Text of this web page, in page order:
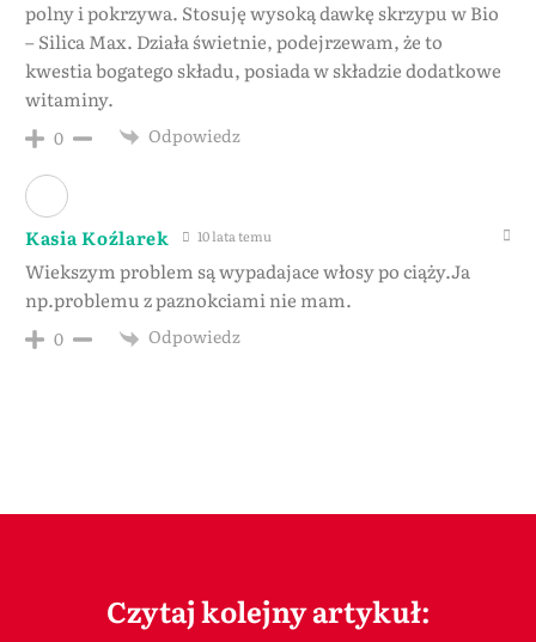
polny i pokrzywa. Stosuję wysoką dawkę skrzypu w Bio
– Silica Max. Działa świetnie, podejrzewam, że to
kwestia bogatego składu, posiada w składzie dodatkowe
witaminy.
0 Odpowiedz
Kasia Koźlarek 10 lata temu
Wiekszym problem są wypadajace włosy po ciąży.Ja
np.problemu z paznokciami nie mam.
0 Odpowiedz
Czytaj kolejny artykuł: